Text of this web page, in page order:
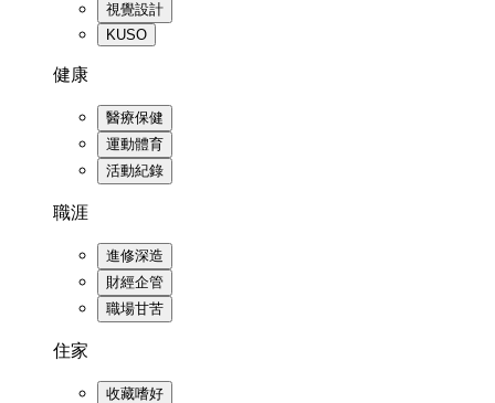
視覺設計
KUSO
健康
醫療保健
運動體育
活動紀錄
職涯
進修深造
財經企管
職場甘苦
住家
收藏嗜好